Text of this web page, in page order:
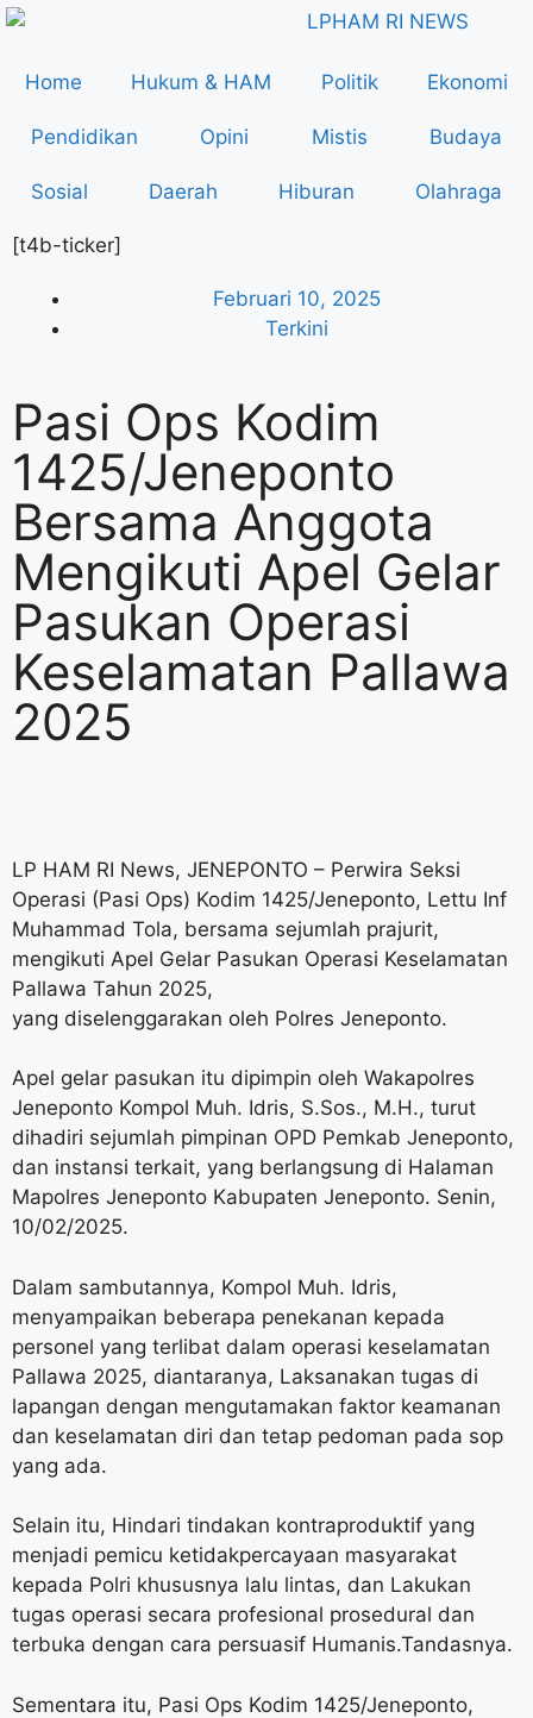
Home Hukum & HAM Politik Ekonomi
Pendidikan Opini Mistis Budaya
Sosial Daerah Hiburan Olahraga
[t4b-ticker]
Februari 10, 2025
Terkini
Pasi Ops Kodim
1425/Jeneponto
Bersama Anggota
Mengikuti Apel Gelar
Pasukan Operasi
Keselamatan Pallawa
2025
LP HAM RI News, JENEPONTO – Perwira Seksi
Operasi (Pasi Ops) Kodim 1425/Jeneponto, Lettu Inf
Muhammad Tola, bersama sejumlah prajurit,
mengikuti Apel Gelar Pasukan Operasi Keselamatan
Pallawa Tahun 2025,
yang diselenggarakan oleh Polres Jeneponto.
Apel gelar pasukan itu dipimpin oleh Wakapolres
Jeneponto Kompol Muh. Idris, S.Sos., M.H., turut
dihadiri sejumlah pimpinan OPD Pemkab Jeneponto,
dan instansi terkait, yang berlangsung di Halaman
Mapolres Jeneponto Kabupaten Jeneponto. Senin,
10/02/2025.
Dalam sambutannya, Kompol Muh. Idris,
menyampaikan beberapa penekanan kepada
personel yang terlibat dalam operasi keselamatan
Pallawa 2025, diantaranya, Laksanakan tugas di
lapangan dengan mengutamakan faktor keamanan
dan keselamatan diri dan tetap pedoman pada sop
yang ada.
Selain itu, Hindari tindakan kontraproduktif yang
menjadi pemicu ketidakpercayaan masyarakat
kepada Polri khususnya lalu lintas, dan Lakukan
tugas operasi secara profesional prosedural dan
terbuka dengan cara persuasif Humanis.Tandasnya.
Sementara itu, Pasi Ops Kodim 1425/Jeneponto,